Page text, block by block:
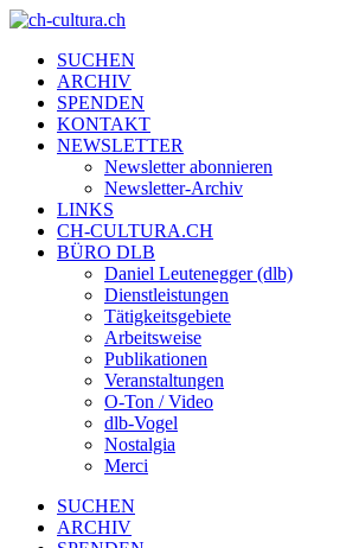
SUCHEN
ARCHIV
SPENDEN
KONTAKT
NEWSLETTER
Newsletter abonnieren
Newsletter-Archiv
LINKS
CH-CULTURA.CH
BÜRO DLB
Daniel Leutenegger (dlb)
Dienstleistungen
Tätigkeitsgebiete
Arbeitsweise
Publikationen
Veranstaltungen
O-Ton / Video
dlb-Vogel
Nostalgia
Merci
SUCHEN
ARCHIV